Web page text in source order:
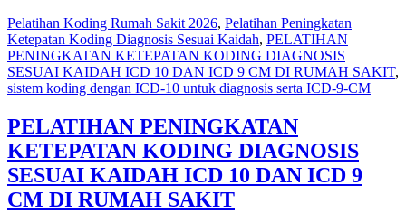
Pelatihan Koding Rumah Sakit 2026, Pelatihan Peningkatan
Ketepatan Koding Diagnosis Sesuai Kaidah, PELATIHAN
PENINGKATAN KETEPATAN KODING DIAGNOSIS
SESUAI KAIDAH ICD 10 DAN ICD 9 CM DI RUMAH SAKIT,
sistem koding dengan ICD-10 untuk diagnosis serta ICD-9-CM
PELATIHAN PENINGKATAN
KETEPATAN KODING DIAGNOSIS
SESUAI KAIDAH ICD 10 DAN ICD 9
CM DI RUMAH SAKIT